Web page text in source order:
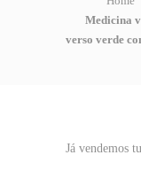
Medicina
verso verde
Já vendemos